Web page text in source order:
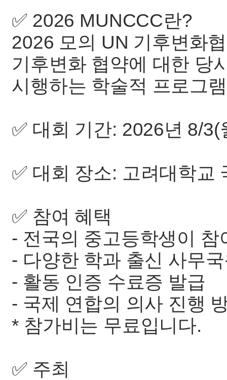
✅ 2026 MUNCCC란?
2026 모의 UN 기후변화
기후변화 협약에 대한 당
시행하는 학술적 프로그
✅ 대회 기간: 2026년 8/3(
✅ 대회 장소: 고려대학교
✅ 참여 혜택
- 전국의 중고등학생이
- 다양한 학과 출신 사무
- 활동 인증 수료증 발급
- 국제 연합의 의사 진행
* 참가비는 무료입니다.
✅ 주최